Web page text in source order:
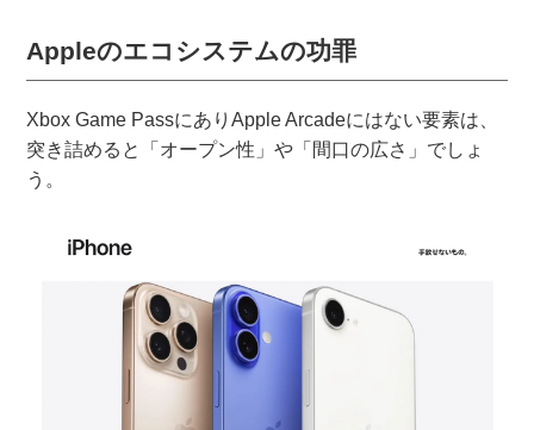
Appleのエコシステムの功罪
Xbox Game PassにありApple Arcadeにはない要素は、
突き詰めると「オープン性」や「間口の広さ」でしょ
う。